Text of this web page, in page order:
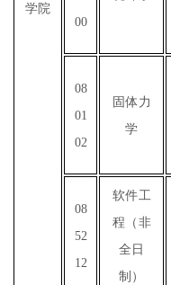
学院
00
08
01
02
固体力
学
08
52
12
软件工
程（非
全日
制）